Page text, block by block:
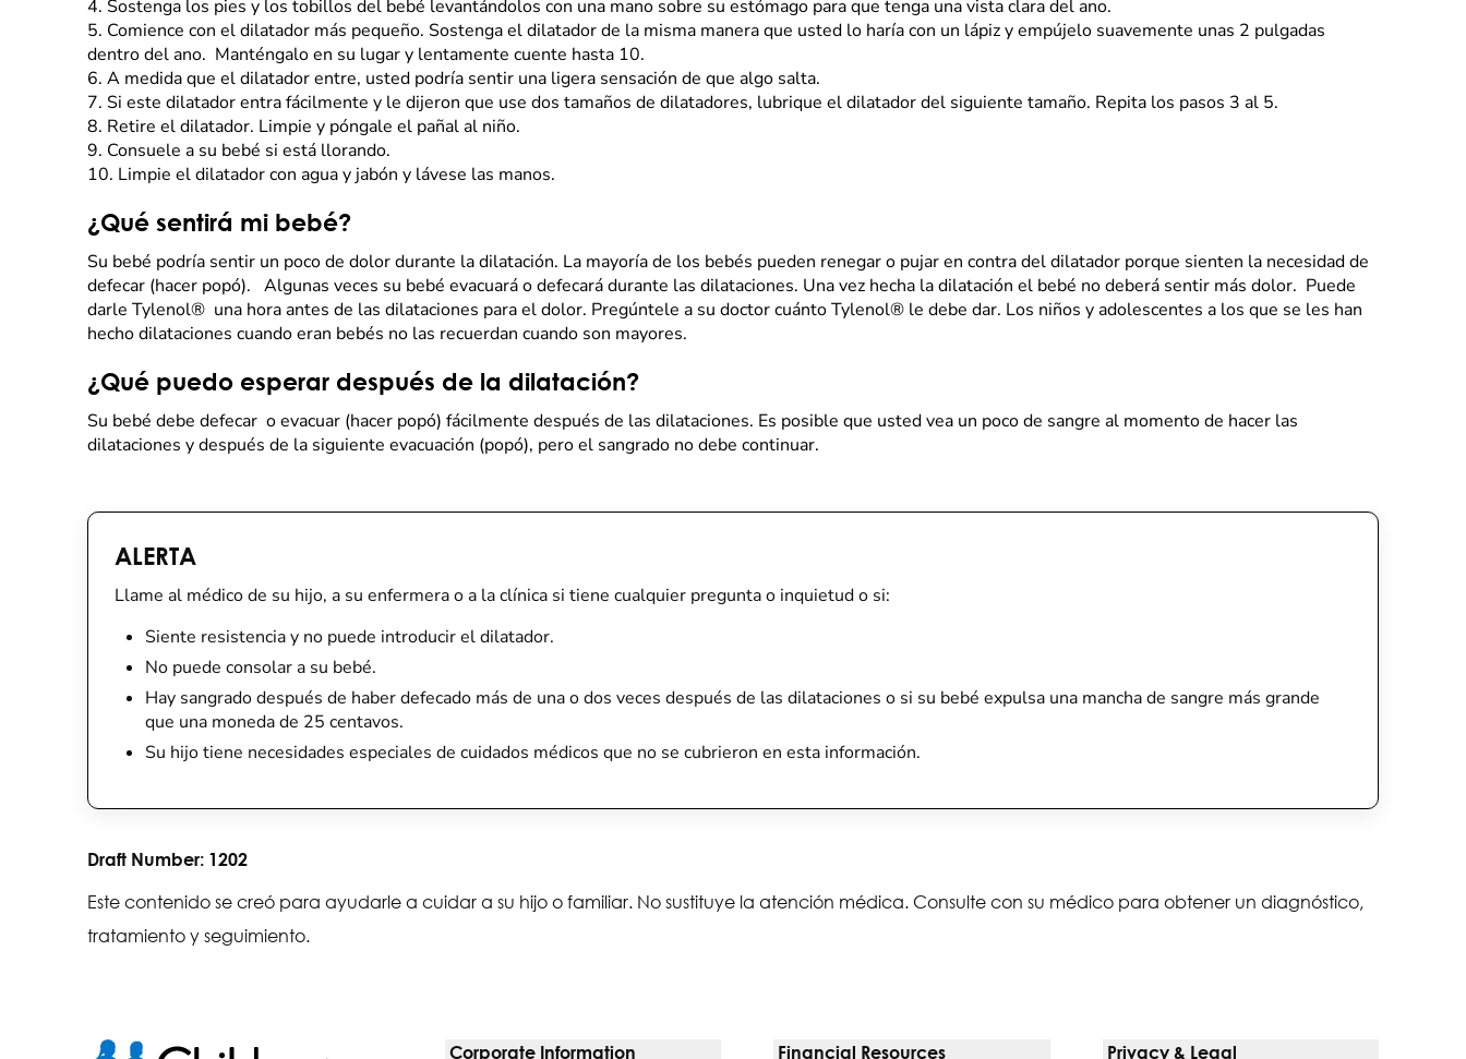
4. Sostenga los pies y los tobillos del bebé levantándolos con una mano sobre su estómago para que tenga una vista clara del ano.
5. Comience con el dilatador más pequeño. Sostenga el dilatador de la misma manera que usted lo haría con un lápiz y empújelo suavemente unas 2 pulgadas
dentro del ano. Manténgalo en su lugar y lentamente cuente hasta 10.
6. A medida que el dilatador entre, usted podría sentir una ligera sensación de que algo salta.
7. Si este dilatador entra fácilmente y le dijeron que use dos tamaños de dilatadores, lubrique el dilatador del siguiente tamaño. Repita los pasos 3 al 5.
8. Retire el dilatador. Limpie y póngale el pañal al niño.
9. Consuele a su bebé si está llorando.
10. Limpie el dilatador con agua y jabón y lávese las manos.
¿Qué sentirá mi bebé?
Su bebé podría sentir un poco de dolor durante la dilatación. La mayoría de los bebés pueden renegar o pujar en contra del dilatador porque sienten la necesidad de
defecar (hacer popó). Algunas veces su bebé evacuará o defecará durante las dilataciones. Una vez hecha la dilatación el bebé no deberá sentir más dolor. Puede
darle Tylenol® una hora antes de las dilataciones para el dolor. Pregúntele a su doctor cuánto Tylenol® le debe dar. Los niños y adolescentes a los que se les han
hecho dilataciones cuando eran bebés no las recuerdan cuando son mayores.
¿Qué puedo esperar después de la dilatación?
Su bebé debe defecar o evacuar (hacer popó) fácilmente después de las dilataciones. Es posible que usted vea un poco de sangre al momento de hacer las
dilataciones y después de la siguiente evacuación (popó), pero el sangrado no debe continuar.
ALERTA
Llame al médico de su hijo, a su enfermera o a la clínica si tiene cualquier pregunta o inquietud o si:
Siente resistencia y no puede introducir el dilatador.
No puede consolar a su bebé.
Hay sangrado después de haber defecado más de una o dos veces después de las dilataciones o si su bebé expulsa una mancha de sangre más grande
que una moneda de 25 centavos.
Su hijo tiene necesidades especiales de cuidados médicos que no se cubrieron en esta información.
Draft Number: 1202
Este contenido se creó para ayudarle a cuidar a su hijo o familiar. No sustituye la atención médica. Consulte con su médico para obtener un diagnóstico,
tratamiento y seguimiento.
Corporate Information Financial Resources Privacy & Legal